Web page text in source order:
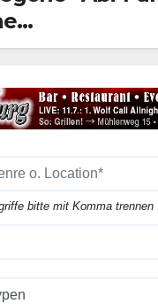
bitte mit Komma trennen